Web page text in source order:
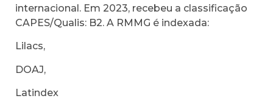
internacional. Em 2023, recebeu a classificação
CAPES/Qualis: B2. A RMMG é indexada:
Lilacs,
DOAJ,
Latindex